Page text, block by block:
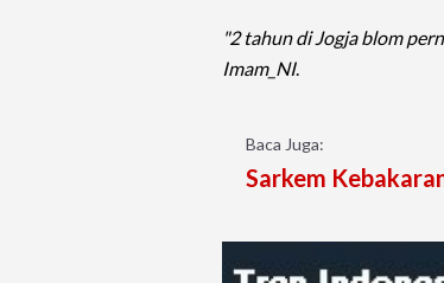
"2 tahun di Jogja blom
Imam_NI.
Baca Juga:
Sarkem